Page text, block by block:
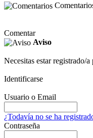
Comentar
Aviso
Necesitas estar registrado/
Identificarse
Usuario o Email
¿Todavía no se ha
Contraseña